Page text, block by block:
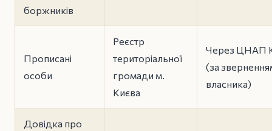
боржників
Прописані
особи
Реєстр
територіальної
громади м.
Києва
Через ЦНАП
(за
власника)
Довідка про